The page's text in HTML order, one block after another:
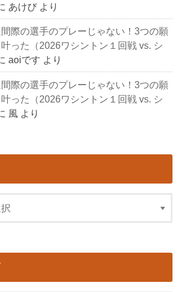
あけび より
間際の選手のプレーじゃない！3つの願
った（2026ワシントン１回戦 vs. シ
aoiです より
間際の選手のプレーじゃない！3つの願
った（2026ワシントン１回戦 vs. シ
風 より